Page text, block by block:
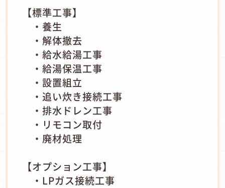
【標準工事】
・養生
・解体撤去
・給水給湯工事
・給湯保温工事
・設置組立
・追い炊き接続工事
・排水ドレン工事
・リモコン取付
・廃材処理
【オプション工事】
・LPガス接続工事